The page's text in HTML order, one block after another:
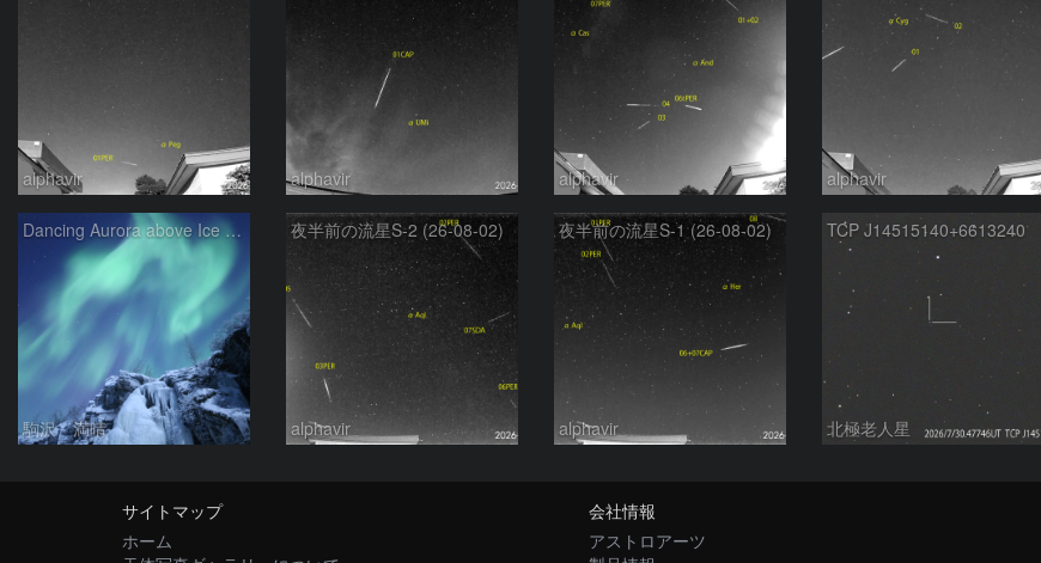
alphavir alphavir alphavir alphavir
Dancing Aurora above Ice Fall
駒沢 満晴
夜半前の流星S-2 (26-08-02)
alphavir
夜半前の流星S-1 (26-08-02)
alphavir
TCP J14515140+6613240
北極老人星
サイトマップ
ホーム
会社情報
アストロアーツ